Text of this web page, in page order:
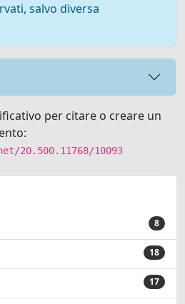
salvo diversa
per citare o creare un
20.500.11768/10093
8
18
17